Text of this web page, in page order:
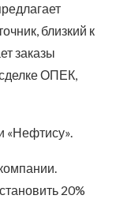
близкий к
заказы
ОПЕК,
«Нефтису».
20%